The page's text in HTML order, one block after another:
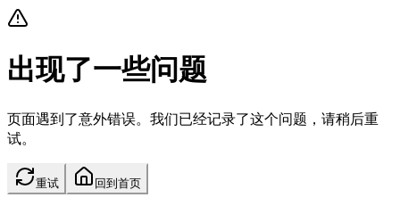
出现了一些问题
页面遇到了意外错误。我们已经记录了这个问题，请稍后重
试。
重试 回到首页